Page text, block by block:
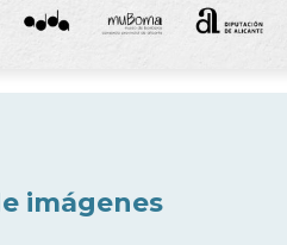
imágenes